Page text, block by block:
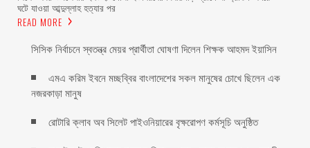
ঘটে যাওয়া আব্দুল্লাহ হত্যার পর
READ MORE
সিসিক নির্বাচনে স্বতন্ত্র মেয়র প্রার্থীতা ঘোষণা দিলেন শিক্ষক আহমদ ইয়াসিন
এমএ করিম ইবনে মচ্ছব্বির বাংলাদেশের সকল মানুষের চোখে ছিলেন এক
নজরকাড়া মানুষ ‎
রোটারি ক্লাব অব সিলেট পাইওনিয়ারের বৃক্ষরোপণ কর্মসূচি অনুষ্ঠিত